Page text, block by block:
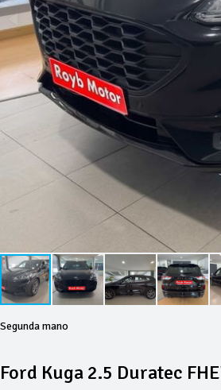
Segunda mano
Ford Kuga 2.5 Duratec